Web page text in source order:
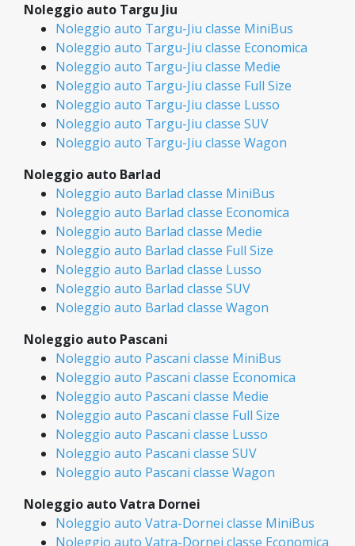
Noleggio auto Targu Jiu
Noleggio auto Targu-Jiu classe MiniBus
Noleggio auto Targu-Jiu classe Economica
Noleggio auto Targu-Jiu classe Medie
Noleggio auto Targu-Jiu classe Full Size
Noleggio auto Targu-Jiu classe Lusso
Noleggio auto Targu-Jiu classe SUV
Noleggio auto Targu-Jiu classe Wagon
Noleggio auto Barlad
Noleggio auto Barlad classe MiniBus
Noleggio auto Barlad classe Economica
Noleggio auto Barlad classe Medie
Noleggio auto Barlad classe Full Size
Noleggio auto Barlad classe Lusso
Noleggio auto Barlad classe SUV
Noleggio auto Barlad classe Wagon
Noleggio auto Pascani
Noleggio auto Pascani classe MiniBus
Noleggio auto Pascani classe Economica
Noleggio auto Pascani classe Medie
Noleggio auto Pascani classe Full Size
Noleggio auto Pascani classe Lusso
Noleggio auto Pascani classe SUV
Noleggio auto Pascani classe Wagon
Noleggio auto Vatra Dornei
Noleggio auto Vatra-Dornei classe MiniBus
Noleggio auto Vatra-Dornei classe Economica